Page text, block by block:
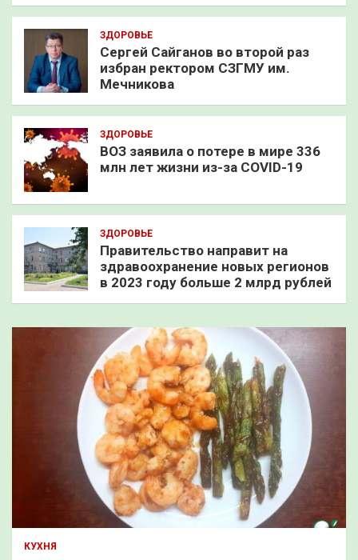
ЗДОРОВЬЕ
Сергей Сайганов во второй раз
избран ректором СЗГМУ им.
Мечникова
ЗДОРОВЬЕ
ВОЗ заявила о потере в мире 336
млн лет жизни из-за COVID-19
ЗДОРОВЬЕ
Правительство направит на
здравоохранение новых регионов
в 2023 году больше 2 млрд рублей
КУХНЯ